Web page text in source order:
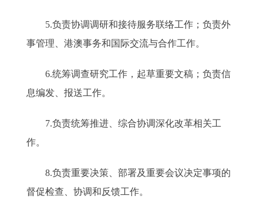
5.负责协调调研和接待服务联络工作；负责外
事管理、港澳事务和国际交流与合作工作。
6.统筹调查研究工作，起草重要文稿；负责信
息编发、报送工作。
7.负责统筹推进、综合协调深化改革相关工
作。
8.负责重要决策、部署及重要会议决定事项的
督促检查、协调和反馈工作。